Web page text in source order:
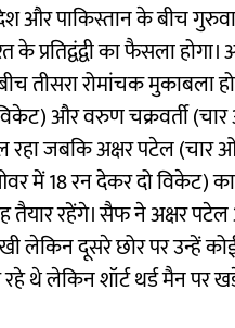
और पाकिस्तान के बीच
प्रतिद्वंद्वी का फैसला
तीसरा रोमांचक मुकाबला
और वरुण चक्रवर्ती
जबकि अक्षर पटेल (चार
में 18 रन देकर दो विकेट)
तैयार रहेंगे। सैफ ने अक्षर
लेकिन दूसरे छोर पर उन्हें
थे लेकिन शॉर्ट थर्ड मैन पर